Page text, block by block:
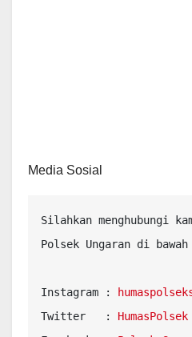
Media Sosial
Silahkan menghubungi
Polsek Ungaran di
Instagram :
Twitter   : HumasPolsek